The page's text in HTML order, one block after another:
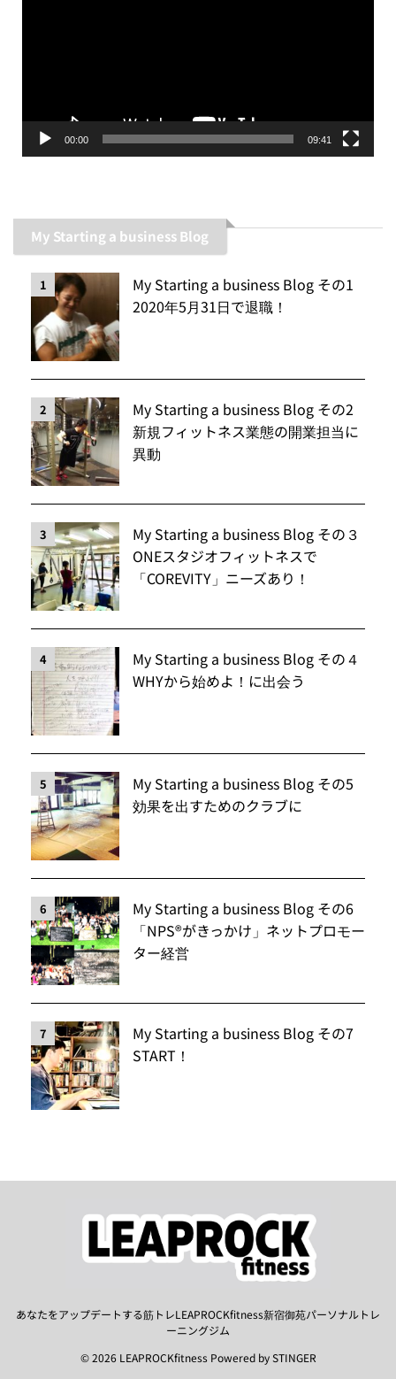
00:00 09:41
My Starting a business Blog
1
My Starting a business Blog その1
2020年5月31日で退職！
2
My Starting a business Blog その2
新規フィットネス業態の開業担当に
異動
3
My Starting a business Blog その３
ONEスタジオフィットネスで
「COREVITY」ニーズあり！
4
My Starting a business Blog その４
WHYから始めよ！に出会う
5
My Starting a business Blog その5
効果を出すためのクラブに
6
My Starting a business Blog その6
「NPS®️がきっかけ」ネットプロモー
ター経営
7
My Starting a business Blog その7
START！
あなたをアップデートする筋トレLEAPROCKfitness新宿御苑パーソナルトレ
ーニングジム
© 2026 LEAPROCKfitness Powered bySTINGER